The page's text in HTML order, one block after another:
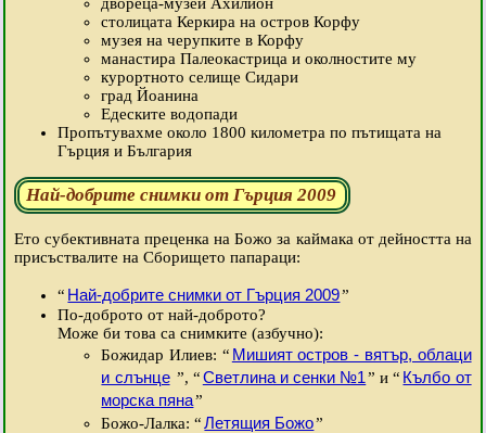
столицата Керкира на остров Корфу
музея на черупките в Корфу
манастира Палеокастрица и околностите му
курортното селище Сидари
град Йоанина
Едеските водопади
Пропътувахме около 1800 километра по пътищата на
Гърция и България
Най-добрите снимки от Гърция 2009
Ето субективната преценка на Божо за каймака от дейността на
присъствалите на Сборището папараци:
“ Най-добрите снимки от Гърция 2009”
По-доброто от най-доброто?
Може би това са снимките (азбучно):
Божидар Илиев: “ Мишият остров - вятър, облаци
и слънце ”, “Светлина и сенки №1 ” и “ Кълбо от
морска пяна”
Божо-Лалка: “ Летящия Божо”